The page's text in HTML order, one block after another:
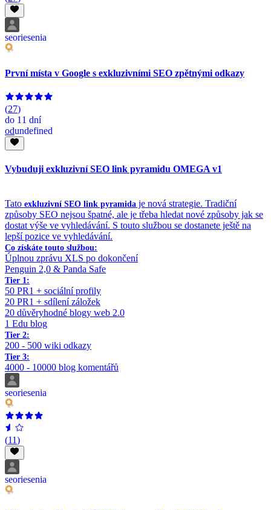
seoriesenia
První místa v Google s exkluzivními SEO zpětnými odkazy
(27)
do 11 dní
odundefined
Vybuduji exkluzivní SEO link pyramidu OMEGA v1
Tato exkluzivní SEO link pyramida je nová strategie. Tradiční
způsoby SEO nejsou špatné, ale je třeba hledat nové způsoby jak se
dostat výše ve vyhledávání. S touto službou se dostanete ještě na
lepší pozice ve vyhledávání.
Co získáte touto službou:
Úplnou zprávu XLS po dokončení
Penguin 2,0 & Panda Safe
Tier 1:
50 PR1 + sociální profily
20 PR1 + sdílení záložek
20 důvěryhodné blogy web 2.0
1 Edu blog
Tier 2:
200 - 500 wiki odkazy
Tier 3:
4000 - 10000 blog komentářů
seoriesenia
(11)
seoriesenia